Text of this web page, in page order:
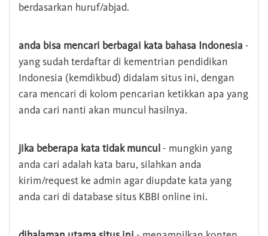
berdasarkan huruf/abjad.
anda bisa mencari berbagai kata bahasa Indonesia -
yang sudah terdaftar di kementrian pendidikan
Indonesia (kemdikbud) didalam situs ini, dengan
cara mencari di kolom pencarian ketikkan apa yang
anda cari nanti akan muncul hasilnya.
jika beberapa kata tidak muncul - mungkin yang
anda cari adalah kata baru, silahkan anda
kirim/request ke admin agar diupdate kata yang
anda cari di database situs KBBI online ini.